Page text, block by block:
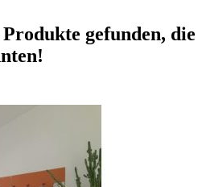
gefunden, die